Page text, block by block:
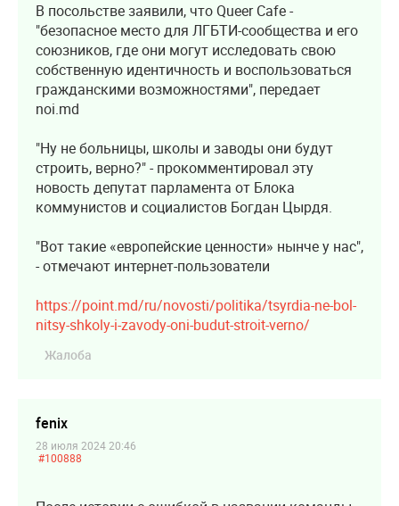
В посольстве заявили, что Queer Cafe -
"безопасное место для ЛГБТИ-сообщества и его
союзников, где они могут исследовать свою
собственную идентичность и воспользоваться
гражданскими возможностями", передает
noi.md
"Ну не больницы, школы и заводы они будут
строить, верно?" - прокомментировал эту
новость депутат парламента от Блока
коммунистов и социалистов Богдан Цырдя.
"Вот такие «европейские ценности» нынче у нас",
- отмечают интернет-пользователи
https://point.md/ru/novosti/politika/tsyrdia-ne-bol-
nitsy-shkoly-i-zavody-oni-budut-stroit-verno/
Жалоба
fenix
28 июля 2024 20:46
#100888